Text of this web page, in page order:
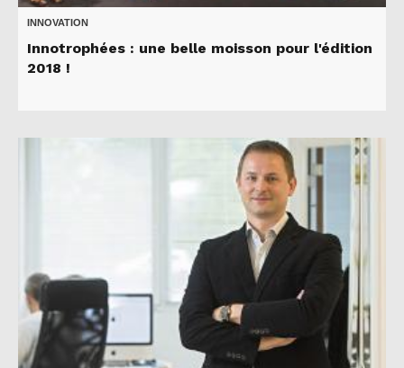
INNOVATION
Innotrophées : une belle moisson pour l'édition
2018 !